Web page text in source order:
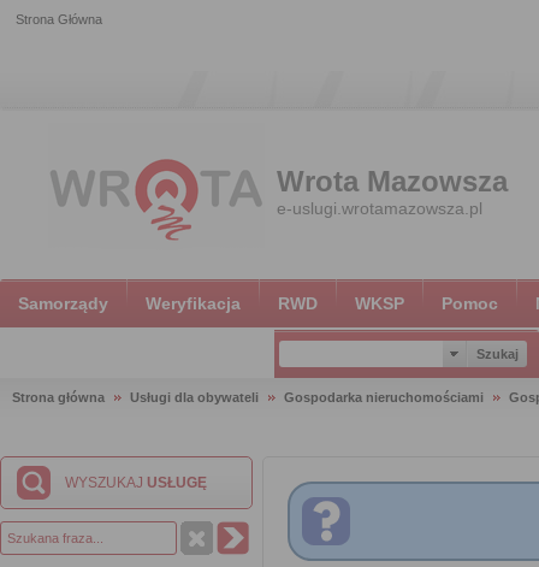
Strona Główna
Wrota Mazowsza
e-uslugi.wrotamazowsza.pl
Samorządy Weryfikacja RWD WKSP Pomoc
Strona główna Usługi dla obywateli Gospodarka nieruchomościami
WYSZUKAJ USŁUGĘ